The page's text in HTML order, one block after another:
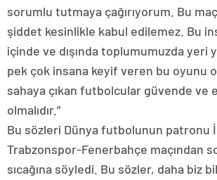
sorumlu tutmaya çağırıyorum. Bu
şiddet kesinlikle kabul edilemez. Bu
içinde ve dışında toplumumuzda yeri
pek çok insana keyif veren bu oyunu
sahaya çıkan futbolcular güvende ve
olmalıdır.”
Bu sözleri Dünya futbolunun patronu
Trabzonspor-Fenerbahçe maçından
sıcağına söyledi. Bu sözler, daha biz